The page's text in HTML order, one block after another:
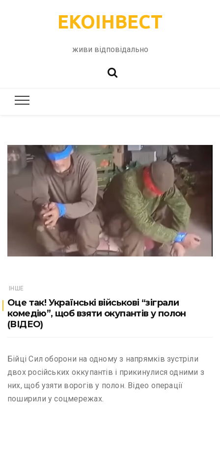
ЕКОІНВЕСТ
живи відповідально
ІНШЕ
Оце так! Українські військові “зіграли
комедію”, щоб взяти окупантів у полон
(ВІДЕО)
Бійці Сил оборони на одному з напрямків зустріли
двох російських оккупантів і прикинулися одними з
них, щоб узяти ворогів у полон. Відео операції
поширили у соцмережах.